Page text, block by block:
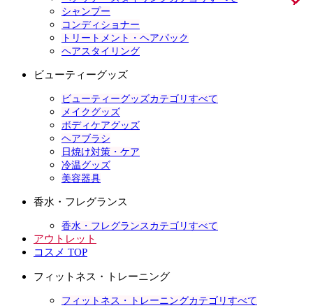
シャンプー
コンディショナー
トリートメント・ヘアパック
ヘアスタイリング
ビューティーグッズ
ビューティーグッズカテゴリすべて
メイクグッズ
ボディケアグッズ
ヘアブラシ
日焼け対策・ケア
冷温グッズ
美容器具
香水・フレグランス
香水・フレグランスカテゴリすべて
アウトレット
コスメ TOP
フィットネス・トレーニング
フィットネス・トレーニングカテゴリすべて